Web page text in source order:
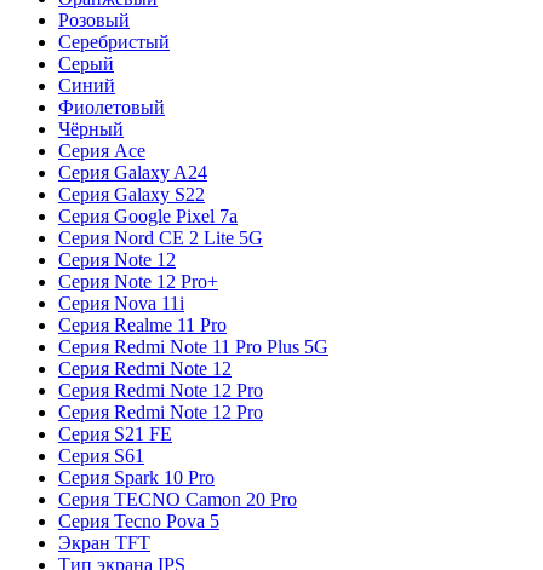
Розовый
Серебристый
Серый
Синий
Фиолетовый
Чёрный
Серия Ace
Серия Galaxy A24
Серия Galaxy S22
Серия Google Pixel 7a
Серия Nord CE 2 Lite 5G
Серия Note 12
Серия Note 12 Pro+
Серия Nova 11i
Серия Realme 11 Pro
Серия Redmi Note 11 Pro Plus 5G
Серия Redmi Note 12
Серия Redmi Note 12 Pro
Серия Redmi Note 12 Pro
Серия S21 FE
Серия S61
Серия Spark 10 Pro
Серия TECNO Camon 20 Pro
Серия Tecno Pova 5
Экран TFT
Тип экрана IPS